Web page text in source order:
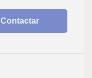
Contactar